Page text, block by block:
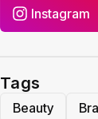
Instagram
Tags
Beauty